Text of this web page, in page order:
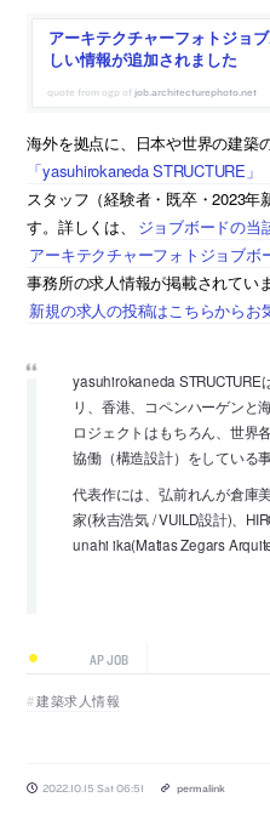
アーキテクチャーフォトジョ
しい情報が追加されました
job.architecturephoto.net
海外を拠点に、日本や世界の建築
「yasuhirokaneda STRUCTURE」
スタッフ（経験者・既卒・2023
す。詳しくは、
ジョブボードの当
アーキテクチャーフォトジョブボ
事務所の求人情報が掲載されていま
新規の求人の投稿はこちらからお
yasuhirokaneda
リ、香港、コペンハーゲンと
ロジェクトはもちろん、世界
協働（構造設計）をしている事
代表作には、弘前れんが倉庫
家(秋吉浩気 / VUILD設計)、
unahi ika(Matias Zegars
AP JOB
建築求人情報
2022.10.15 Sat 06:51 permalink